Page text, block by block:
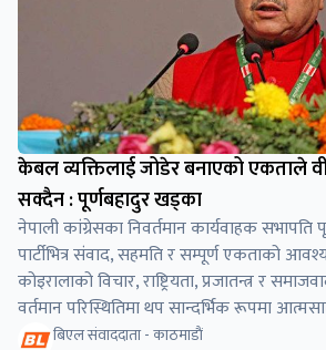
केबल व्यक्तिलाई जोडेर बनाएको एकताले
सक्दैन : पूर्णबहादुर खड्का
नेपाली कांग्रेसका निवर्तमान कार्यवाहक
पार्टीभित्र संवाद, सहमति र सम्पूर्ण एकताको
कोइरालाको विचार, राष्ट्रियता, प्रजातन्त्र र
वर्तमान परिस्थितिमा थप सान्दर्भिक रूपमा
बिएल संवाददाता - काठमाडाैं